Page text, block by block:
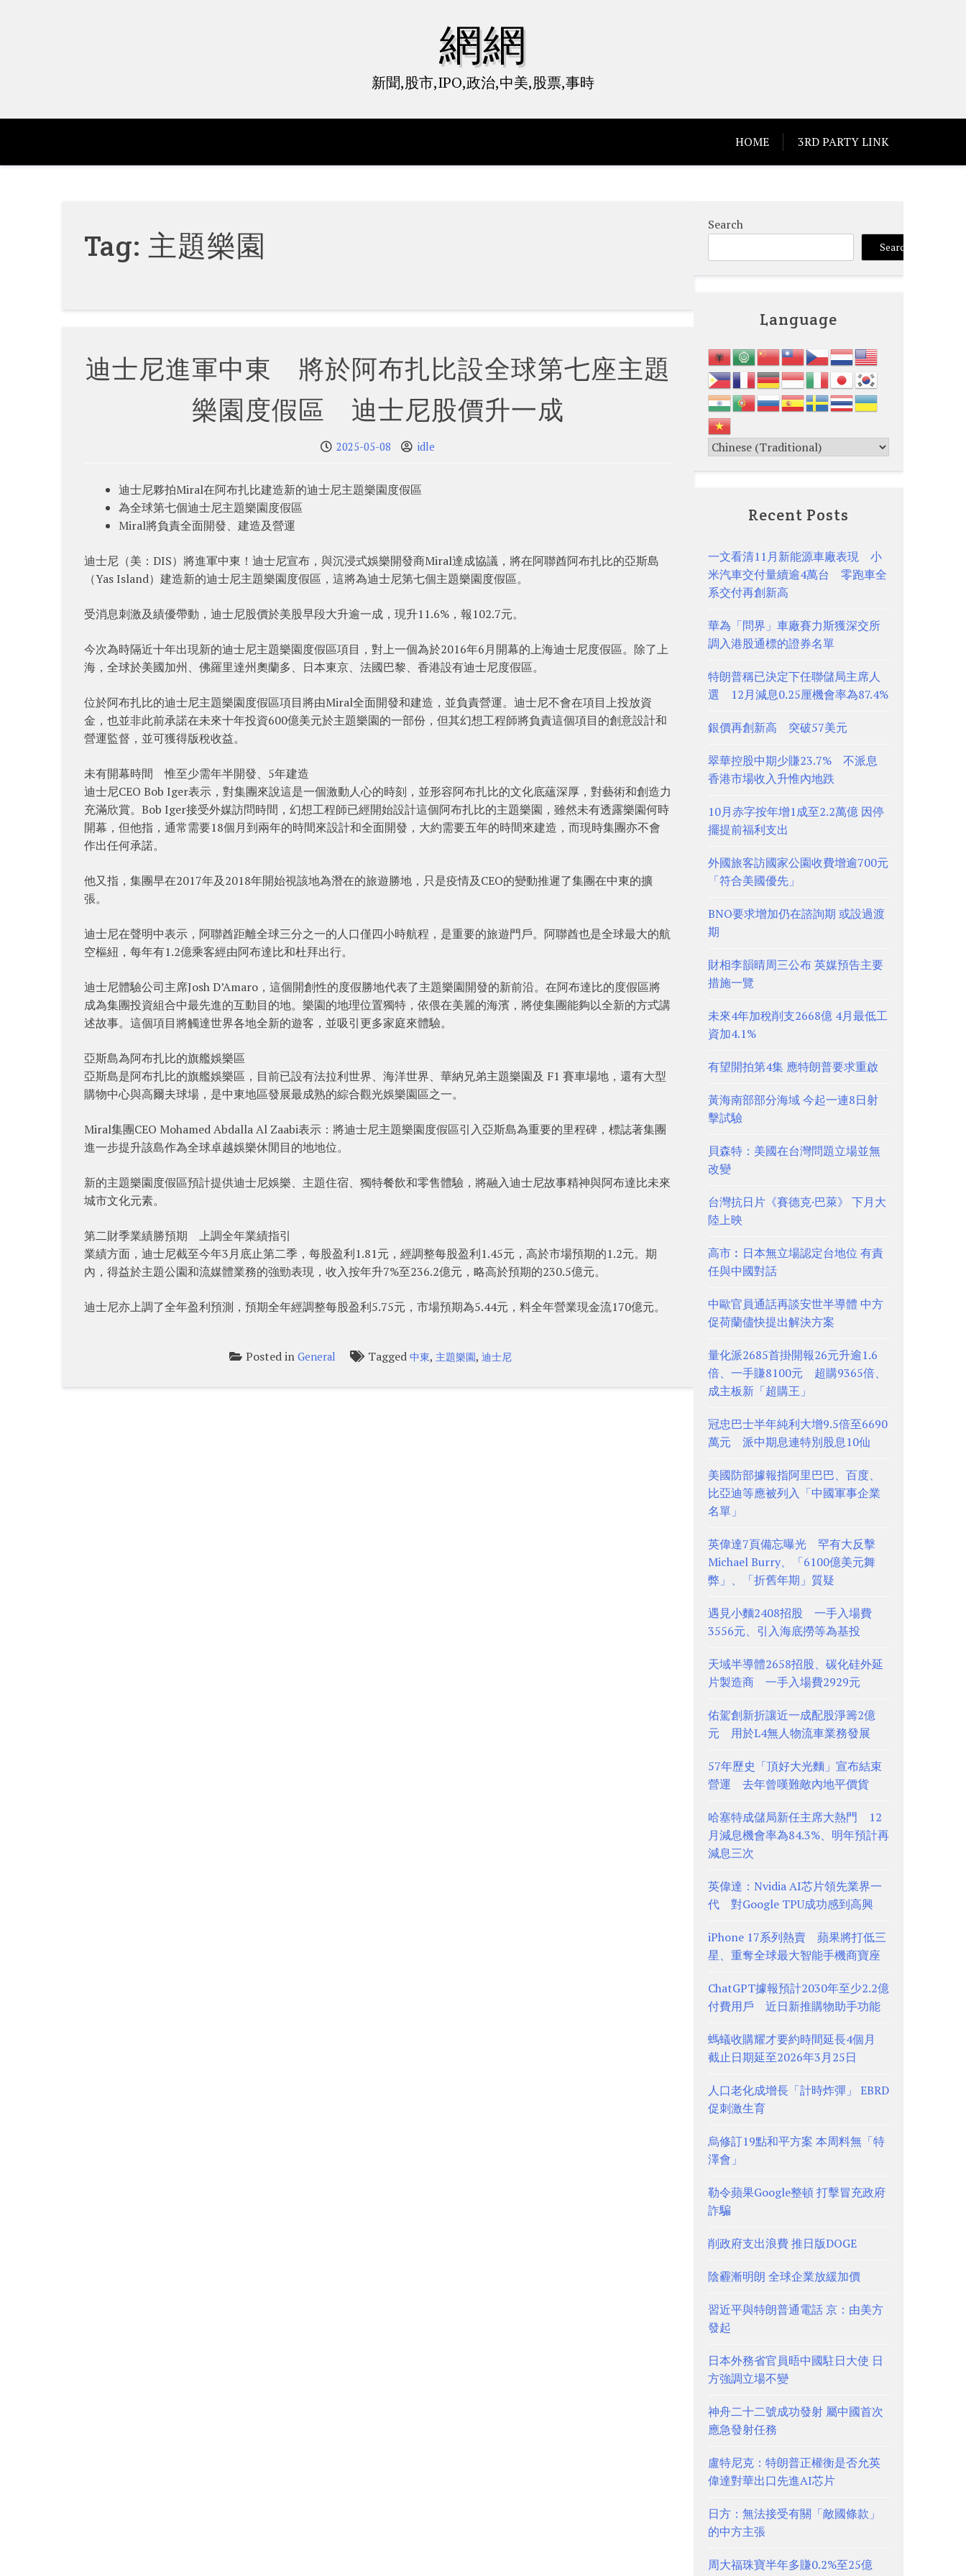
網網
新聞,股市,IPO,政治,中美,股票,事時
HOME 3RD PARTY LINK
Tag: 主題樂園
迪士尼進軍中東 將於阿布扎比設全球第七座主題
樂園度假區 迪士尼股價升一成
2025-05-08 idle
迪士尼夥拍Miral在阿布扎比建造新的迪士尼主題樂園度假區
為全球第七個迪士尼主題樂園度假區
Miral將負責全面開發、建造及營運
迪士尼（美：DIS）將進軍中東！迪士尼宣布，與沉浸式娛樂開發商Miral達成協議，將在阿聯酋阿布扎比的亞斯島
（Yas Island）建造新的迪士尼主題樂園度假區，這將為迪士尼第七個主題樂園度假區。
受消息刺激及績優帶動，迪士尼股價於美股早段大升逾一成，現升11.6%，報102.7元。
今次為時隔近十年出現新的迪士尼主題樂園度假區項目，對上一個為於2016年6月開幕的上海迪士尼度假區。除了上
海，全球於美國加州、佛羅里達州奧蘭多、日本東京、法國巴黎、香港設有迪士尼度假區。
位於阿布扎比的迪士尼主題樂園度假區項目將由Miral全面開發和建造，並負責營運。迪士尼不會在項目上投放資
金，也並非此前承諾在未來十年投資600億美元於主題樂園的一部份，但其幻想工程師將負責這個項目的創意設計和
營運監督，並可獲得版稅收益。
未有開幕時間 惟至少需年半開發、5年建造
迪士尼CEO Bob Iger表示，對集團來說這是一個激動人心的時刻，並形容阿布扎比的文化底蘊深厚，對藝術和創造力
充滿欣賞。Bob Iger接受外媒訪問時間，幻想工程師已經開始設計這個阿布扎比的主題樂園，雖然未有透露樂園何時
開幕，但他指，通常需要18個月到兩年的時間來設計和全面開發，大約需要五年的時間來建造，而現時集團亦不會
作出任何承諾。
他又指，集團早在2017年及2018年開始視該地為潛在的旅遊勝地，只是疫情及CEO的變動推遲了集團在中東的擴
張。
迪士尼在聲明中表示，阿聯酋距離全球三分之一的人口僅四小時航程，是重要的旅遊門戶。阿聯酋也是全球最大的航
空樞紐，每年有1.2億乘客經由阿布達比和杜拜出行。
迪士尼體驗公司主席Josh D’Amaro，這個開創性的度假勝地代表了主題樂園開發的新前沿。在阿布達比的度假區將
成為集團投資組合中最先進的互動目的地。樂園的地理位置獨特，依偎在美麗的海濱，將使集團能夠以全新的方式講
述故事。這個項目將觸達世界各地全新的遊客，並吸引更多家庭來體驗。
亞斯島為阿布扎比的旗艦娛樂區
亞斯島是阿布扎比的旗艦娛樂區，目前已設有法拉利世界、海洋世界、華納兄弟主題樂園及 F1 賽車場地，還有大型
購物中心與高爾夫球場，是中東地區發展最成熟的綜合觀光娛樂園區之一。
Miral集團CEO Mohamed Abdalla Al Zaabi表示：將迪士尼主題樂園度假區引入亞斯島為重要的里程碑，標誌著集團
進一步提升該島作為全球卓越娛樂休閒目的地地位。
新的主題樂園度假區預計提供迪士尼娛樂、主題住宿、獨特餐飲和零售體驗，將融入迪士尼故事精神與阿布達比未來
城市文化元素。
第二財季業績勝預期 上調全年業績指引
業績方面，迪士尼截至今年3月底止第二季，每股盈利1.81元，經調整每股盈利1.45元，高於市場預期的1.2元。期
內，得益於主題公園和流媒體業務的強勁表現，收入按年升7%至236.2億元，略高於預期的230.5億元。
迪士尼亦上調了全年盈利預測，預期全年經調整每股盈利5.75元，市場預期為5.44元，料全年營業現金流170億元。
Posted inGeneral Tagged中東, 主題樂園,迪士尼
Search
Search
Language
Recent Posts
一文看清11月新能源車廠表現 小
米汽車交付量續逾4萬台 零跑車全
系交付再創新高
華為「問界」車廠賽力斯獲深交所
調入港股通標的證券名單
特朗普稱已決定下任聯儲局主席人
選 12月減息0.25厘機會率為87.4%
銀價再創新高 突破57美元
翠華控股中期少賺23.7% 不派息
香港市場收入升惟內地跌
10月赤字按年增1成至2.2萬億 因停
擺提前福利支出
外國旅客訪國家公園收費增逾700元
「符合美國優先」
BNO要求增加仍在諮詢期 或設過渡
期
財相李韻晴周三公布 英媒預告主要
措施一覽
未來4年加稅削支2668億 4月最低工
資加4.1%
有望開拍第4集 應特朗普要求重啟
黃海南部部分海域 今起一連8日射
擊試驗
貝森特：美國在台灣問題立場並無
改變
台灣抗日片《賽德克·巴萊》 下月大
陸上映
高市︰日本無立場認定台地位 有責
任與中國對話
中歐官員通話再談安世半導體 中方
促荷蘭儘快提出解決方案
量化派2685首掛開報26元升逾1.6
倍、一手賺8100元 超購9365倍、
成主板新「超購王」
冠忠巴士半年純利大增9.5倍至6690
萬元 派中期息連特別股息10仙
美國防部據報指阿里巴巴、百度、
比亞迪等應被列入「中國軍事企業
名單」
英偉達7頁備忘曝光 罕有大反擊
Michael Burry、「6100億美元舞
弊」、「折舊年期」質疑
遇見小麵2408招股 一手入場費
3556元、引入海底撈等為基投
天域半導體2658招股、碳化硅外延
片製造商 一手入場費2929元
佑駕創新折讓近一成配股淨籌2億
元 用於L4無人物流車業務發展
57年歷史「頂好大光麵」宣布結束
營運 去年曾嘆難敵內地平價貨
哈塞特成儲局新任主席大熱門 12
月減息機會率為84.3%、明年預計再
減息三次
英偉達：Nvidia AI芯片領先業界一
代 對Google TPU成功感到高興
iPhone 17系列熱賣 蘋果將打低三
星、重奪全球最大智能手機商寶座
ChatGPT據報預計2030年至少2.2億
付費用戶 近日新推購物助手功能
螞蟻收購耀才要約時間延長4個月
截止日期延至2026年3月25日
人口老化成增長「計時炸彈」 EBRD
促刺激生育
烏修訂19點和平方案 本周料無「特
澤會」
勒令蘋果Google整頓 打擊冒充政府
詐騙
削政府支出浪費 推日版DOGE
陰霾漸明朗 全球企業放緩加價
習近平與特朗普通電話 京：由美方
發起
日本外務省官員晤中國駐日大使 日
方強調立場不變
神舟二十二號成功發射 屬中國首次
應急發射任務
盧特尼克：特朗普正權衡是否允英
偉達對華出口先進AI芯片
日方：無法接受有關「敵國條款」
的中方主張
周大福珠寶半年多賺0.2%至25億